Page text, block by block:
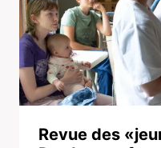
Revue des